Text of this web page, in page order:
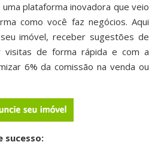
plataforma inovadora que veio
como você faz negócios. Aqui
imóvel, receber sugestões de
visitas de forma rápida e com a
6% da comissão na venda ou
sucesso: